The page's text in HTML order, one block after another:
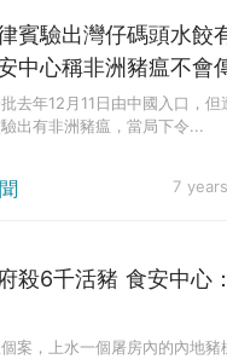
7
賓驗出灣仔碼頭水餃
心稱非洲豬瘟不會
去年12月11日由中國入口，但
出有非洲豬瘟，當局下令...
殺6千活豬 食安中心
案，上水一個屠房內的內地豬